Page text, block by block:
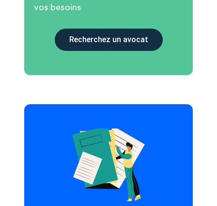
vos besoins
Recherchez un avocat